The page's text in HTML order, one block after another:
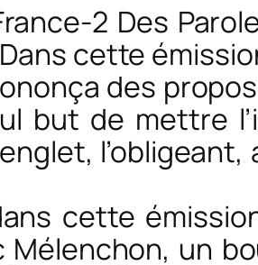
2 Des
cette
des
but de mettre
l’obligeant,
cette
un